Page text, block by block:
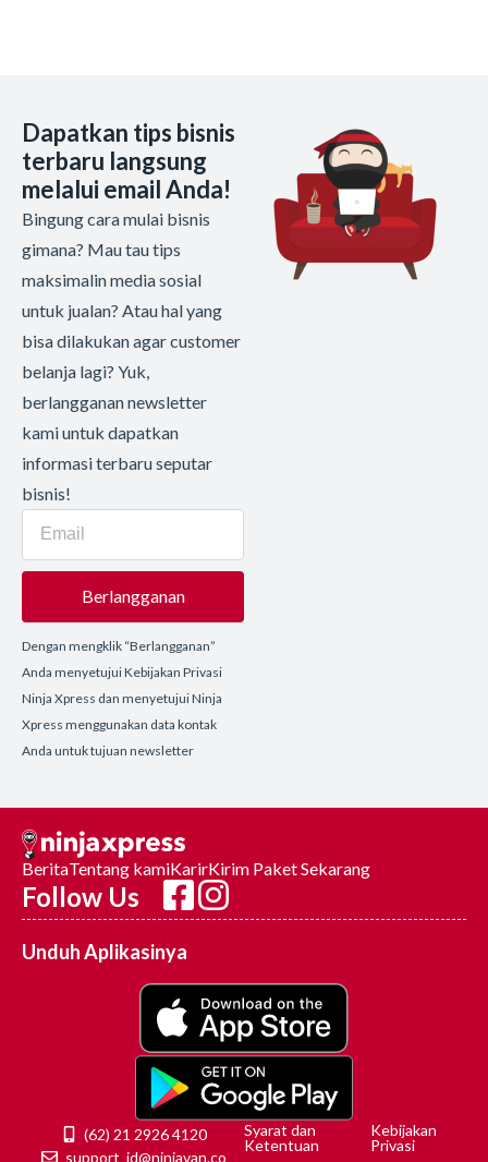
Dapatkan tips bisnis
terbaru langsung
melalui email Anda!
Bingung cara mulai bisnis
gimana? Mau tau tips
maksimalin media sosial
untuk jualan? Atau hal yang
bisa dilakukan agar customer
belanja lagi? Yuk,
berlangganan newsletter
kami untuk dapatkan
informasi terbaru seputar
bisnis!
Berlangganan
Dengan mengklik “Berlangganan”
Anda menyetujui Kebijakan Privasi
Ninja Xpress dan menyetujui Ninja
Xpress menggunakan data kontak
Anda untuk tujuan newsletter
BeritaTentang kamiKarirKirim Paket Sekarang
Follow Us
Unduh Aplikasinya
(62) 21 2926 4120
support_id@ninjavan.co
Syarat dan
Ketentuan
Kebijakan
Privasi